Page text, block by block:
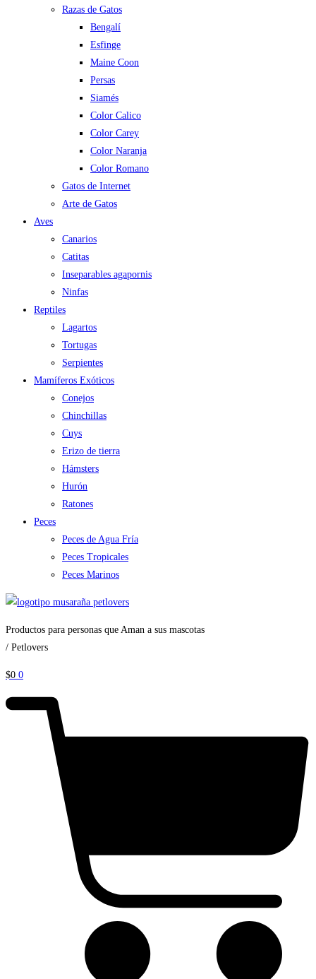
Razas de Gatos
Bengalí
Esfinge
Maine Coon
Persas
Siamés
Color Calico
Color Carey
Color Naranja
Color Romano
Gatos de Internet
Arte de Gatos
Aves
Canarios
Catitas
Inseparables agapornis
Ninfas
Reptiles
Lagartos
Tortugas
Serpientes
Mamíferos Exóticos
Conejos
Chinchillas
Cuys
Erizo de tierra
Hámsters
Hurón
Ratones
Peces
Peces de Agua Fría
Peces Tropicales
Peces Marinos
Productos para personas que Aman a sus mascotas
/ Petlovers
$0 0